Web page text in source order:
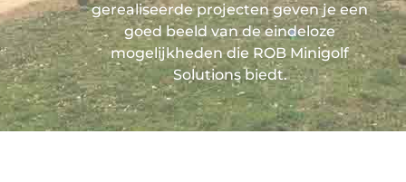
gerealiseerde projecten geven je een
goed beeld van de eindeloze
mogelijkheden die ROB Minigolf
Solutions biedt.